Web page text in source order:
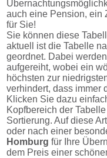
auch eine Pension, ein
für Sie!
Sie können diese
aktuell ist die Tabelle
geordnet. Dabei
aufgereiht, wobei ein
höchsten zur
verhindert, dass immer
Klicken Sie dazu
Kopfbereich der
Sortierung. Auf diese
oder nach einer
Homburg für Ihre
dem Preis einer